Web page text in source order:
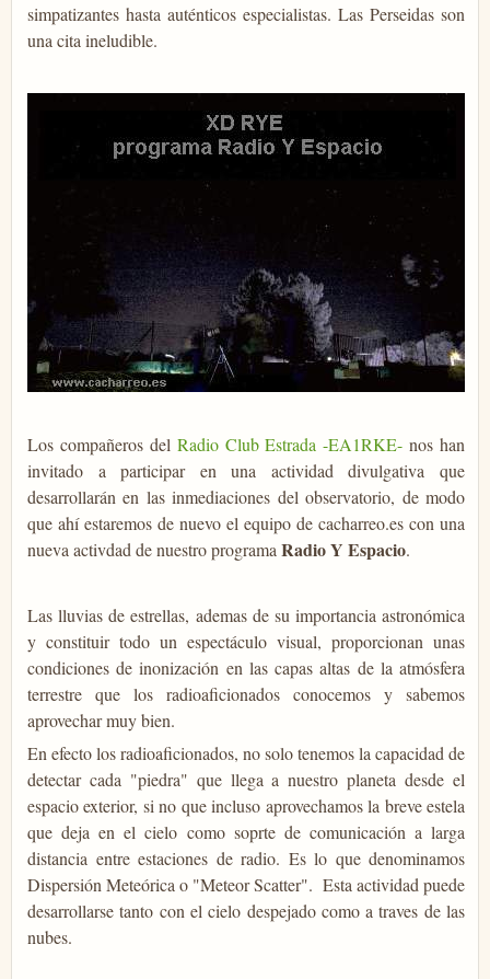
simpatizantes hasta auténticos especialistas. Las Perseidas son
una cita ineludible.
Los compañeros del Radio Club Estrada -EA1RKE- nos han
invitado a participar en una actividad divulgativa que
desarrollarán en las inmediaciones del observatorio, de modo
que ahí estaremos de nuevo el equipo de cacharreo.es con una
nueva activdad de nuestro programa Radio Y Espacio.
Las lluvias de estrellas, ademas de su importancia astronómica
y constituir todo un espectáculo visual, proporcionan unas
condiciones de inonización en las capas altas de la atmósfera
terrestre que los radioaficionados conocemos y sabemos
aprovechar muy bien.
En efecto los radioaficionados, no solo tenemos la capacidad de
detectar cada "piedra" que llega a nuestro planeta desde el
espacio exterior, si no que incluso aprovechamos la breve estela
que deja en el cielo como soprte de comunicación a larga
distancia entre estaciones de radio. Es lo que denominamos
Dispersión Meteórica o "Meteor Scatter". Esta actividad puede
desarrollarse tanto con el cielo despejado como a traves de las
nubes.